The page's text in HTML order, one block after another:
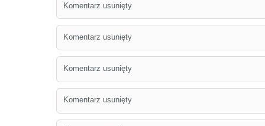
Komentarz usunięty
Komentarz usunięty
Komentarz usunięty
Komentarz usunięty